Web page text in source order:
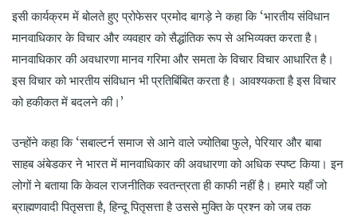
इसी कार्यक्रम में बोलते हुए प्रोफेसर प्रमोद बागड़े ने कहा कि ‘भारतीय संविधान
मानवाधिकार के विचार और व्यवहार को सैद्धांतिक रूप से अभिव्यक्त करता है।
मानवाधिकार की अवधारणा मानव गरिमा और समता के विचार विचार आधारित है।
इस विचार को भारतीय संविधान भी प्रतिबिंबित करता है। आवश्यकता है इस विचार
को हकीकत में बदलने की।’
उन्होंने कहा कि ‘सबाल्टर्न समाज से आने वाले ज्योतिबा फुले, पेरियार और बाबा
साहब अंबेडकर ने भारत में मानवाधिकार की अवधारणा को अधिक स्पष्ट किया। इन
लोगों ने बताया कि केवल राजनीतिक स्वतन्त्रता ही काफी नहीं है। हमारे यहाँ जो
ब्राह्मणवादी पितृसत्ता है, हिन्दू पितृसत्ता है उससे मुक्ति के प्रश्न को जब तक